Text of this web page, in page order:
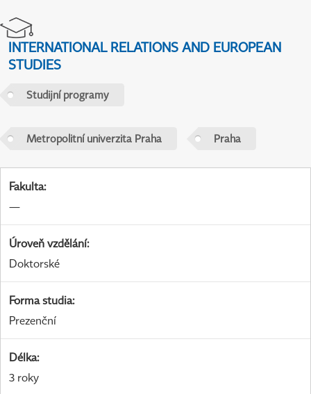
INTERNATIONAL RELATIONS AND EUROPEAN
STUDIES
Studijní programy
Metropolitní univerzita Praha Praha
Fakulta:
—
Úroveň vzdělání:
Doktorské
Forma studia:
Prezenční
Délka:
3 roky